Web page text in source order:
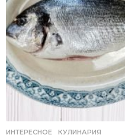
ИНТЕРЕСНОЕ ,КУЛИНАРИЯ